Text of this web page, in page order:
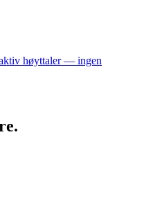
høyttaler — ingen